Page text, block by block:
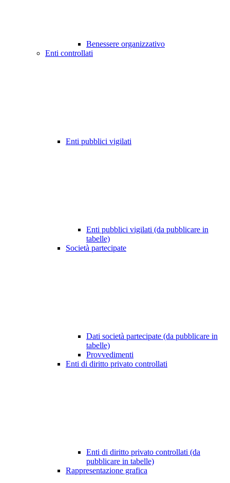
Benessere organizzativo
Enti controllati
Enti pubblici vigilati
Enti pubblici vigilati (da pubblicare in
tabelle)
Società partecipate
Dati società partecipate (da pubblicare in
tabelle)
Provvedimenti
Enti di diritto privato controllati
Enti di diritto privato controllati (da
pubblicare in tabelle)
Rappresentazione grafica